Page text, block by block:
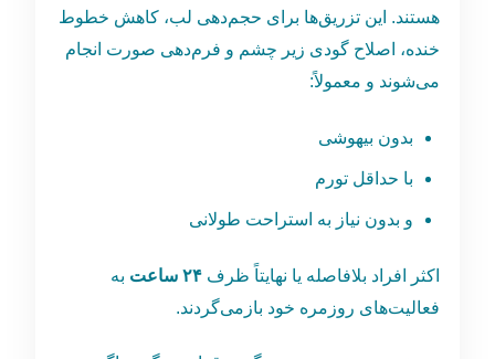
هستند. این تزریق‌ها برای حجم‌دهی لب، کاهش خطوط
خنده، اصلاح گودی زیر چشم و فرم‌دهی صورت انجام
می‌شوند و معمولاً:
بدون بیهوشی
با حداقل تورم
و بدون نیاز به استراحت طولانی
اکثر افراد بلافاصله یا نهایتاً ظرف۲۴ ساعت به
فعالیت‌های روزمره خود بازمی‌گردند.